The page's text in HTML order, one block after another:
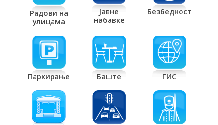
Радови на
улицама
Јавне
набавке
Безбедност
Паркирање Баште ГИС